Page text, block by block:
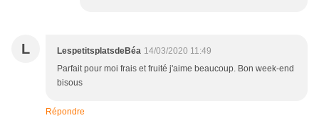
L LespetitsplatsdeBéa 14/03/2020 11:49
Parfait pour moi frais et fruité j'aime beaucoup. Bon week-end
bisous
Répondre